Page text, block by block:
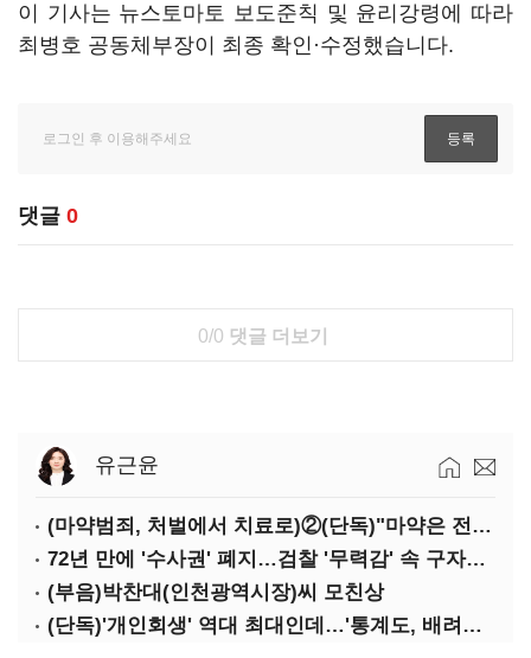
이 기사는 뉴스토마토 보도준칙 및 윤리강령에 따라
최병호 공동체부장이 최종 확인·수정했습니다.
댓글 0
0/0 댓글 더보기
유근윤
(마약범죄, 처벌에서 치료로)②(단독)"마약은 전염병…여성 맞춤형 재활과정 개발 중"
72년 만에 '수사권' 폐지…검찰 '무력감' 속 구자현 사의
(부음)박찬대(인천광역시장)씨 모친상
(단독)'개인회생' 역대 최대인데…'통계도, 배려도' 없는 사법부